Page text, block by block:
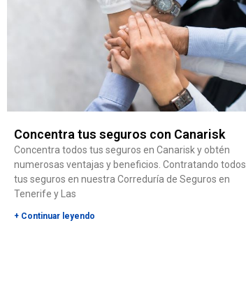
Concentra tus seguros con Canarisk
Concentra todos tus seguros en Canarisk y obtén
numerosas ventajas y beneficios. Contratando todos
tus seguros en nuestra Correduría de Seguros en
Tenerife y Las
+ Continuar leyendo